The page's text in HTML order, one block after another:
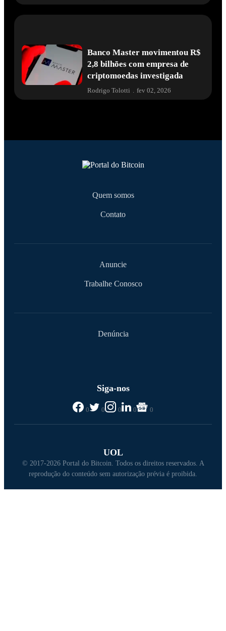
Banco Master movimentou R$
2,8 bilhões com empresa de
criptomoedas investigada
Rodrigo Tolotti fev 02, 2026
Quem somos
Contato
Anuncie
Trabalhe Conosco
Denúncia
Siga-nos
0 0 0 0 0
UOL
© 2017-2026 Portal do Bitcoin. Todos os direitos reservados. A
reprodução do conteúdo sem autorização prévia é proibida.